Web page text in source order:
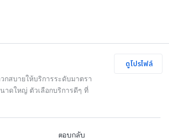
กสบายให้บริการระดับมาตรา
าดใหญ่ ตัวเลือกบริการดีๆ ที่
ดูโปรไฟล์
ตอบกลับ